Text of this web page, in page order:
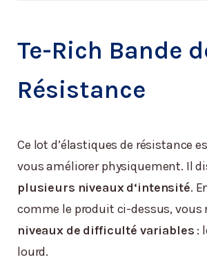
Te-Rich Bande
Résistance
Ce lot d’élastiques de résistance
vous améliorer physiquement. Il
plusieurs niveaux d‘intensité.
comme le produit ci-dessus, vous
niveaux de difficulté variables :
lourd.